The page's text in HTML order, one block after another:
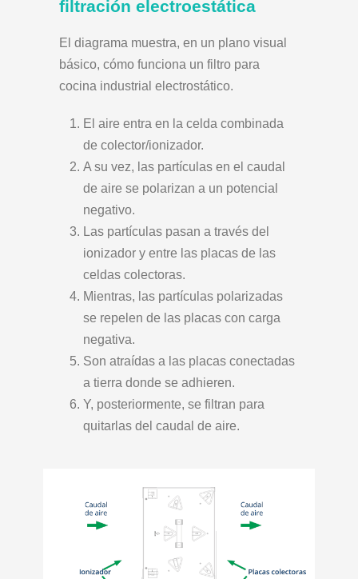
filtración electroestática
El diagrama muestra, en un plano visual
básico, cómo funciona un filtro para
cocina industrial electrostático.
El aire entra en la celda combinada
de colector/ionizador.
A su vez, las partículas en el caudal
de aire se polarizan a un potencial
negativo.
Las partículas pasan a través del
ionizador y entre las placas de las
celdas colectoras.
Mientras, las partículas polarizadas
se repelen de las placas con carga
negativa.
Son atraídas a las placas conectadas
a tierra donde se adhieren.
Y, posteriormente, se filtran para
quitarlas del caudal de aire.